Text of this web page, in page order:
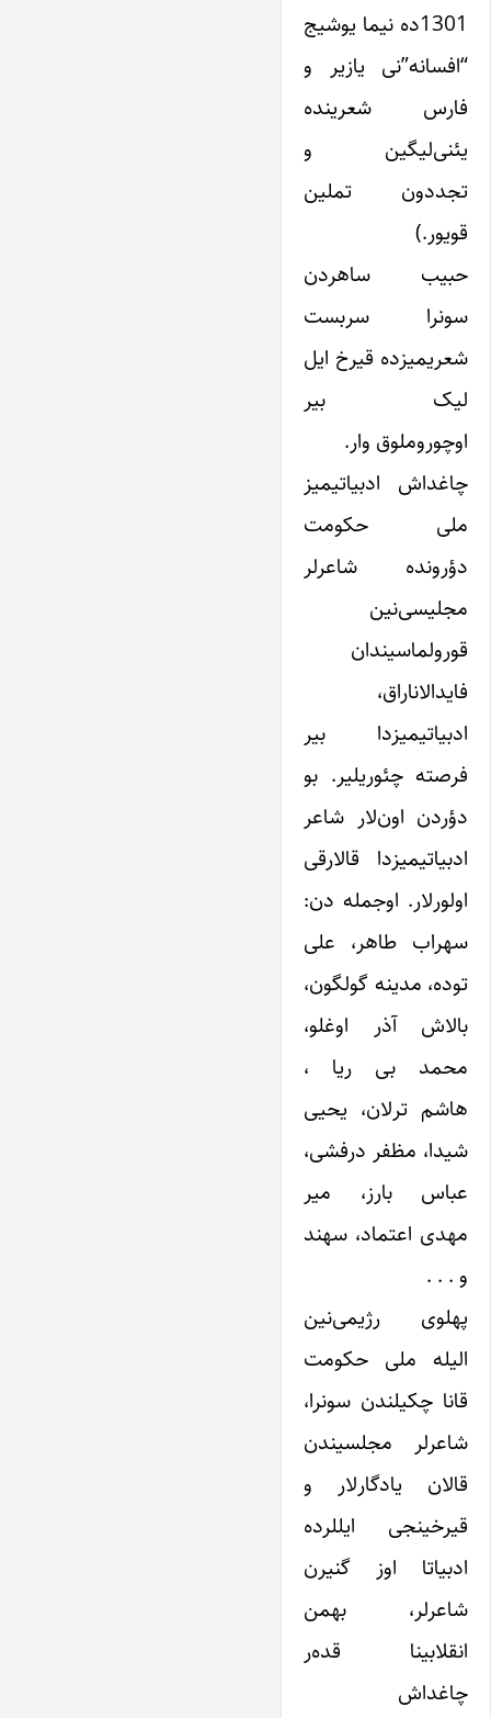
1301ده نیما یوشیج
“افسانه”نی یازیر و
فارس شعرینده
یئنی‌لیگین و
تجددون تملین
قویور.)
حبیب ساهردن
سونرا سربست
شعریمیزده قیرخ ایل
لیک بیر
اوچوروملوق وار.
چاغداش ادبیاتیمیز
ملی حکومت
دؤرونده شاعرلر
مجلیسی‌نین
قورولماسیندان
فایدالاناراق،
ادبیاتیمیزدا بیر
فرصته چئوریلیر. بو
دؤردن اون‌لار شاعر
ادبیاتیمیزدا قالارقی
اولورلار. اوجمله دن:
سهراب طاهر، علی
توده، مدینه گولگون،
بالاش آذر اوغلو،
محمد بی ریا ،
هاشم ترلان، یحیی
شیدا، مظفر درفشی،
عباس بارز، میر
مهدی اعتماد، سهند
و . . .
پهلوی رژیمی‌نین
الیله ملی حکومت
قانا چکیلندن سونرا،
شاعرلر مجلسیندن
قالان یادگارلار و
قیرخینجی ایللرده
ادبیاتا اوز گنیرن
شاعرلر، بهمن
انقلابینا قده‌ر
چاغداش